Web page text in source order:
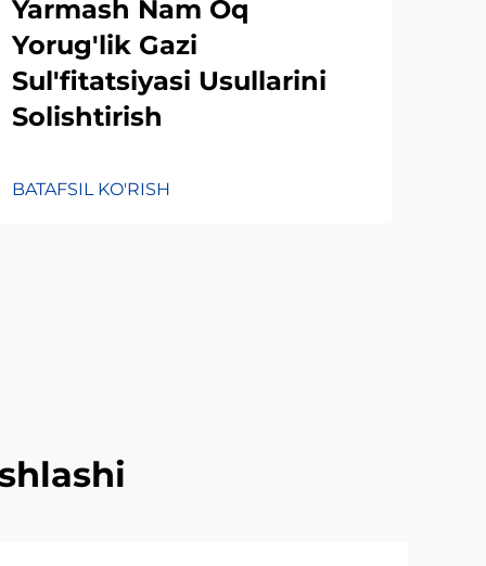
Yarmash Nam Oq
Yorug'lik Gazi
Sul'fitatsiyasi Usullarini
Solishtirish
BATAFSIL KO'RISH